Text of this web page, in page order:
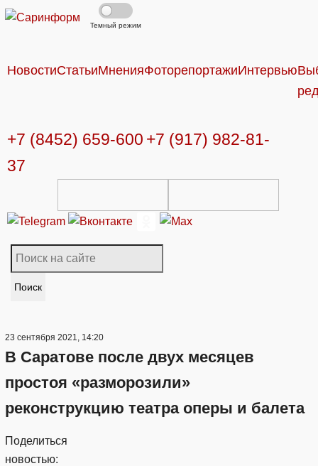
Темный режим
НовостиСтатьиМненияФоторепортажиИнтервью
+7 (8452) 659-600 +7 (917) 982-81-
37
Поиск
23 сентября 2021, 14:20
В Саратове после двух месяцев
простоя «разморозили»
реконструкцию театра оперы и балета
Поделиться
новостью: